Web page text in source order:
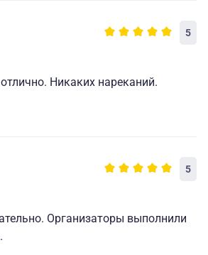
5
Никаких нареканий.
5
Организаторы выполнили